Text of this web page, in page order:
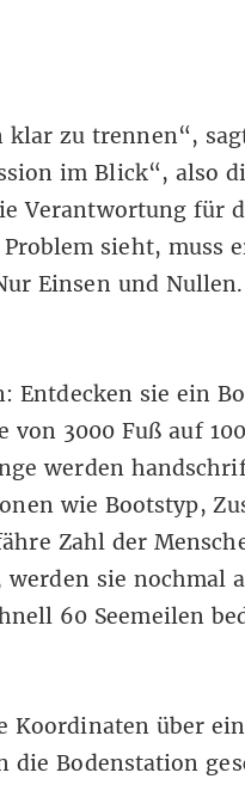
zu trennen“,
im Blick“, also
Verantwortung für
sieht, muss
Einsen und
Entdecken sie ein
3000 Fuß auf
werden
wie Bootstyp,
Zahl der
sie nochmal
60 Seemeilen
Koordinaten über
die Bodenstation